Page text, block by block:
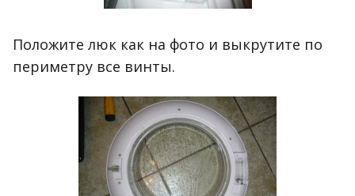
Положите люк как на фото и выкрутите по
периметру все винты.